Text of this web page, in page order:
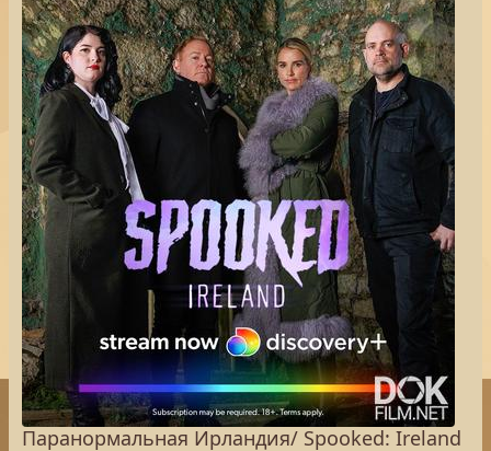
Паранормальная Ирландия/ Spooked: Ireland